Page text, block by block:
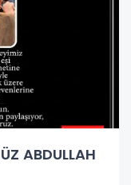
ABDULLAH